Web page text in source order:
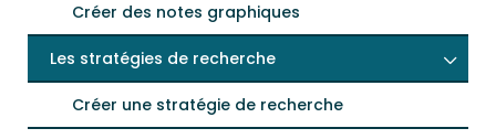
Créer des notes graphiques
Les stratégies de recherche
Créer une stratégie de recherche